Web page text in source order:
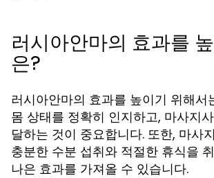
러시아안마의 효과를
은?
러시아안마의 효과를 높이기 위해서
몸 상태를 정확히 인지하고, 마사지
달하는 것이 중요합니다. 또한, 마사
충분한 수분 섭취와 적절한 휴식을
나은 효과를 가져올 수 있습니다.